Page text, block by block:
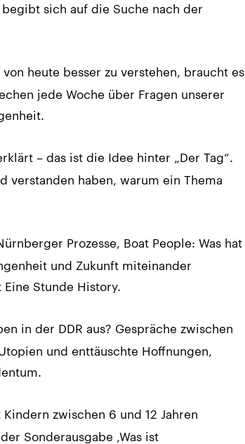
sich auf die Suche nach der
heute besser zu verstehen, braucht es
jede Woche über Fragen unserer
– das ist die Idee hinter „Der Tag“.
verstanden haben, warum ein Thema
Prozesse, Boat People: Was hat
und Zukunft miteinander
Stunde History.
in der DDR aus? Gespräche zwischen
und enttäuschte Hoffnungen,
zwischen 6 und 12 Jahren
Sonderausgabe ‚Was ist